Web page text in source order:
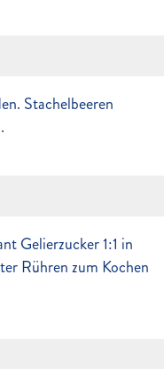
Stachelbeeren
Gelierzucker 1:1 in
Rühren zum Kochen